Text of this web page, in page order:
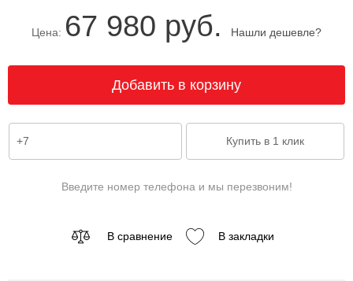
Цена: 67 980 руб. Нашли дешевле?
Введите номер телефона и мы перезвоним!
В сравнение В закладки